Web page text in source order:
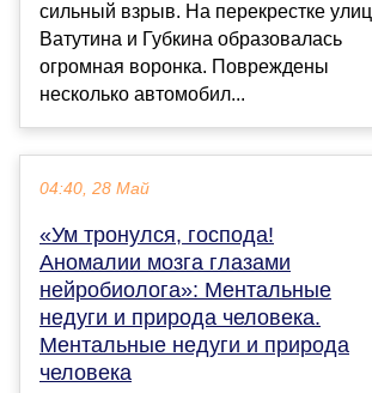
сильный взрыв. На перекрестке улиц
Ватутина и Губкина образовалась
огромная воронка. Повреждены
несколько автомобил...
04:40, 28 Май
«Ум тронулся, господа!
Аномалии мозга глазами
нейробиолога»: Ментальные
недуги и природа человека.
Ментальные недуги и природа
человека